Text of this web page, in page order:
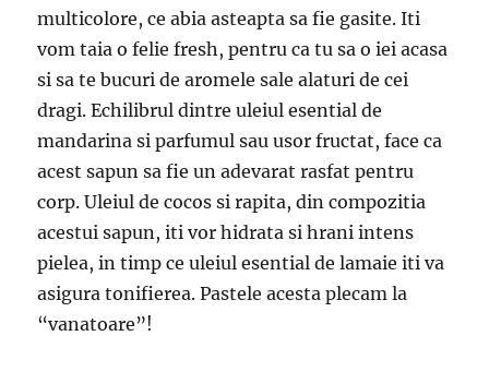
multicolore, ce abia asteapta sa fie gasite. Iti
vom taia o felie fresh, pentru ca tu sa o iei acasa
si sa te bucuri de aromele sale alaturi de cei
dragi. Echilibrul dintre uleiul esential de
mandarina si parfumul sau usor fructat, face ca
acest sapun sa fie un adevarat rasfat pentru
corp. Uleiul de cocos si rapita, din compozitia
acestui sapun, iti vor hidrata si hrani intens
pielea, in timp ce uleiul esential de lamaie iti va
asigura tonifierea. Pastele acesta plecam la
“vanatoare”!